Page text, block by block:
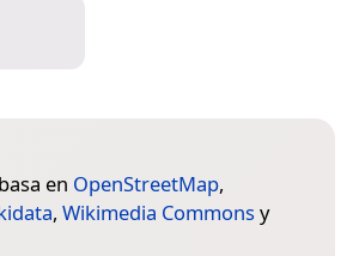
en OpenStreetMap,
, Wikimedia Commons y